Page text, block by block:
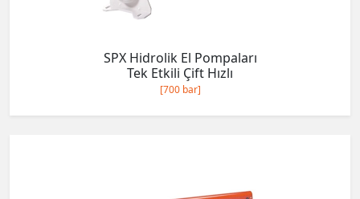
SPX Hidrolik El Pompaları
Tek Etkili Çift Hızlı
[700 bar]